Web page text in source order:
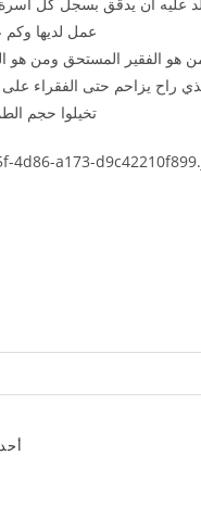
عليه ان يدقق بسجل كل
عمل لديها وكم
هو الفقير المستحق ومن هو
راح يزاحم حتى الفقراء على
تخيلوا حجم
4d86-a173-